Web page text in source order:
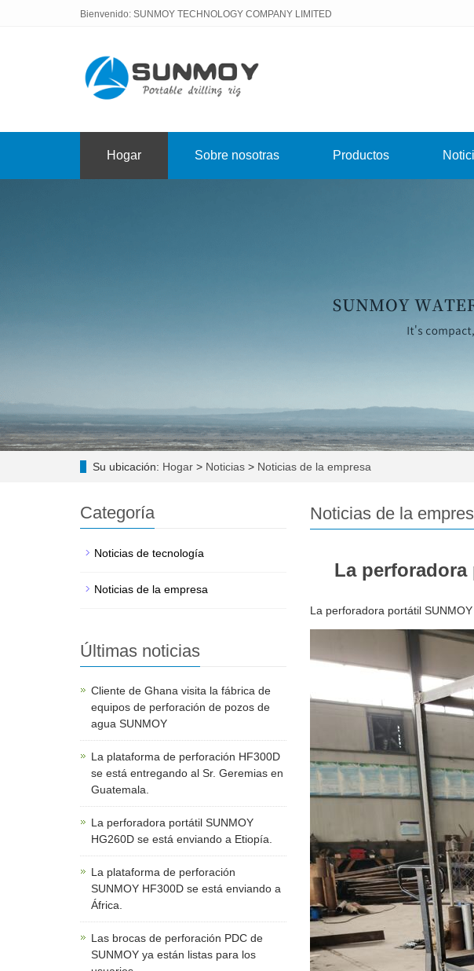
Bienvenido: SUNMOY TECHNOLOGY COMPANY LIMITED
Hogar Sobre nosotras Productos
Su ubicación: Hogar > Noticias > Noticias de la empresa
Noticias de la
La perforadora
La perforadora portátil
Categoría
Noticias de tecnología
Noticias de la empresa
Últimas noticias
Cliente de Ghana visita la fábrica de
equipos de perforación de pozos de
agua SUNMOY
La plataforma de perforación HF300D
se está entregando al Sr. Geremias en
Guatemala.
La perforadora portátil SUNMOY
HG260D se está enviando a Etiopía.
La plataforma de perforación
SUNMOY HF300D se está enviando a
África.
Las brocas de perforación PDC de
SUNMOY ya están listas para los